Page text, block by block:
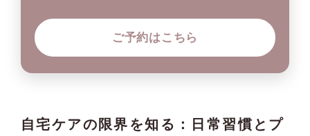
ご予約はこちら
自宅ケアの限界を知る：日常習慣とプ